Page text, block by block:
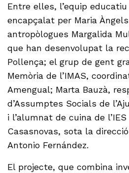
Entre elles, l’equip
encapçalat per Maria
antropòlogues Margalida
que han desenvolupat la
Pollença; el grup de gent
Memòria de l’IMAS,
Amengual; Marta Bauzà,
d’Assumptes Socials de
i l’alumnat de cuina de
Casasnovas, sota la
Antonio Fernández.
El projecte, que combina